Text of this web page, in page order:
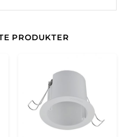
PRODUKTER